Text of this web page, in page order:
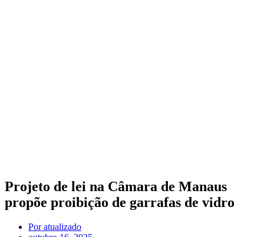
Projeto de lei na Câmara de Manaus
propõe proibição de garrafas de vidro
Poratualizado